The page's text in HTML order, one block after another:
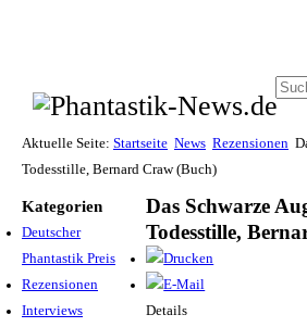
Aktuelle Seite: Startseite News Rezensionen
Todesstille, Bernard Craw (Buch)
Kategorien
Deutscher
Phantastik Preis
Rezensionen
Interviews
Das Schwarze
Todesstille,
Details